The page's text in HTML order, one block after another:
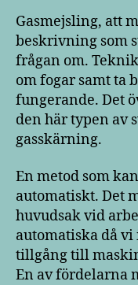
Gasmejsling, att
beskrivning som
frågan om.
om fogar samt ta
fungerande. Det
den här typen av
gasskärning.
En metod som
automatiskt. Det
huvudsak vid
automatiska då
tillgång till
En av fördelarna